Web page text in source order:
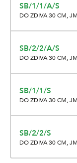
SB/1/1/A/S
DO ZDIVA 30 CM,
SB/2/2/A/S
DO ZDIVA 30 CM,
SB/1/1/S
DO ZDIVA 30 CM,
SB/2/2/S
DO ZDIVA 30 CM,